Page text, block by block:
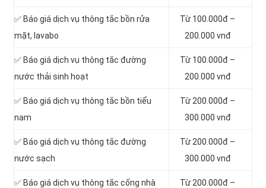
✅ Báo giá dịch vụ thông tắc bồn rửa
mặt, lavabo
Từ 100.000đ –
200.000 vnđ
‎✅ Báo giá dịch vụ thông tắc đường
nước thải sinh hoạt
Từ 100.000đ –
200.000 vnđ
✅ Báo giá dịch vụ thông tắc bồn tiểu
nam
Từ 200.000đ –
300.000 vnđ
✅ Báo giá dịch vụ thông tắc đường
nước sạch
Từ 200.000đ –
300.000 vnđ
✅ Báo giá dịch vụ thông tắc cống nhà
Từ 200.000đ –